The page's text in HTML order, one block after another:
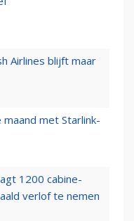
Airlines blijft maar
met Starlink-
1200 cabine-
verlof te nemen